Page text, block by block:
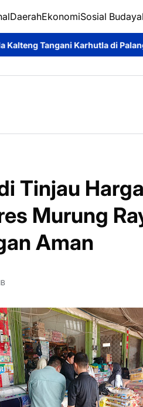
DaerahEkonomiSosial Budaya
di Palangka Raya Cegah
Tinjau
Murung
Aman